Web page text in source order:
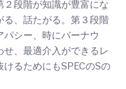
段階が知識が豊富にな
る、話たがる。第３段階
シー、時にバーナウ
せ、最適介入ができるレ
るためにもSPECのSの